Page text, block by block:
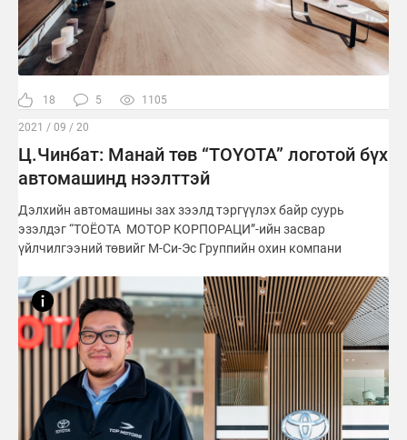
18 5 1105
2021 / 09 / 20
Ц.Чинбат: Манай төв “TOYOTA” логотой бүх
автомашинд нээлттэй
Дэлхийн автомашины зах зээлд тэргүүлэх байр суурь
эзэлдэг “ТОЁОТА МОТОР КОРПОРАЦИ”-ийн засвар
үйлчилгээний төвийг М-Си-Эс Группийн охин компани